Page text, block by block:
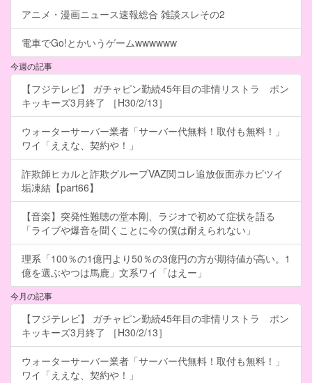
アニメ・漫画ニュース速報総合 雑談スレその2
電車でGo!とかいうゲームwwwwww
今週の記事
【フジテレビ】 ガチャピン勤続45年目の非情リストラ ポン
キッキーズ3月終了 ［H30/2/13］
ウォーターサーバー業者「サーバー代無料！取付も無料！」
ワイ「ええな、契約や！」
詐欺師ヒカルと詐欺グループVAZ関コレ追放仮面赤カビツイ
垢凍結【part66】
【音楽】突発性難聴の堂本剛、ラジオで初めて症状を語る
「ライブや爆音を聞くことに今の僕は耐えられない」
理系「100％の1億円より50％の3億円の方が期待値が高い。1
億を選ぶやつは馬鹿」文系ワイ「はえー」
今月の記事
【フジテレビ】 ガチャピン勤続45年目の非情リストラ ポン
キッキーズ3月終了 ［H30/2/13］
ウォーターサーバー業者「サーバー代無料！取付も無料！」
ワイ「ええな、契約や！」